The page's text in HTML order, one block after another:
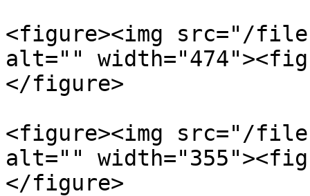
<figure><img src="/files/
alt=""
</figure>
<figure><img src="/files/
alt=""
</figure>